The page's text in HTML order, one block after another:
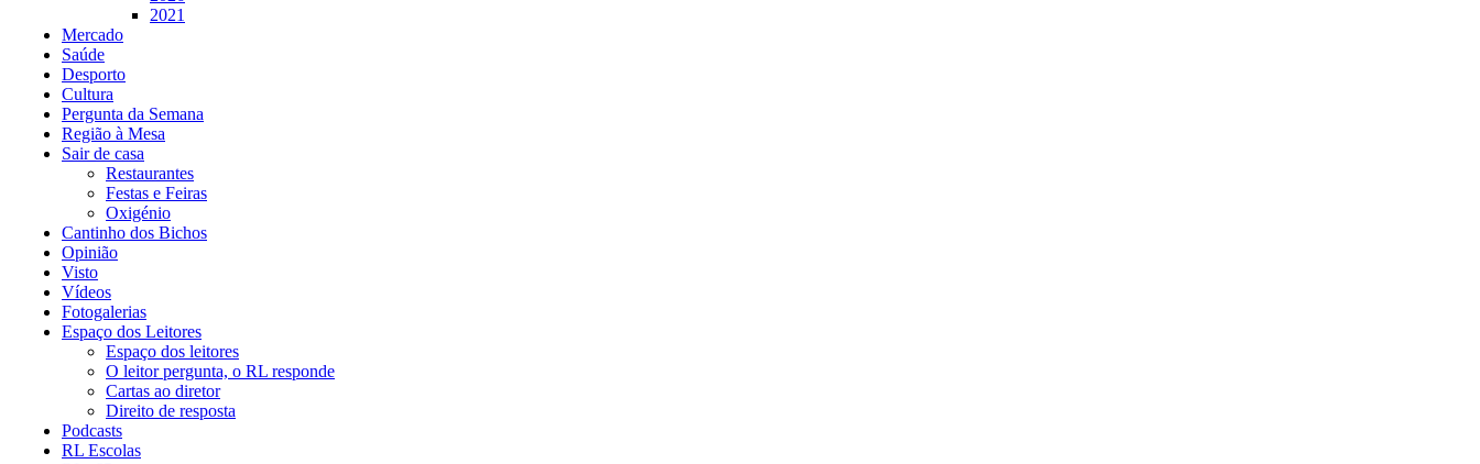
2021
Mercado
Saúde
Desporto
Cultura
Pergunta da Semana
Região à Mesa
Sair de casa
Restaurantes
Festas e Feiras
Oxigénio
Cantinho dos Bichos
Opinião
Visto
Vídeos
Fotogalerias
Espaço dos Leitores
Espaço dos leitores
O leitor pergunta, o RL responde
Cartas ao diretor
Direito de resposta
Podcasts
RL Escolas